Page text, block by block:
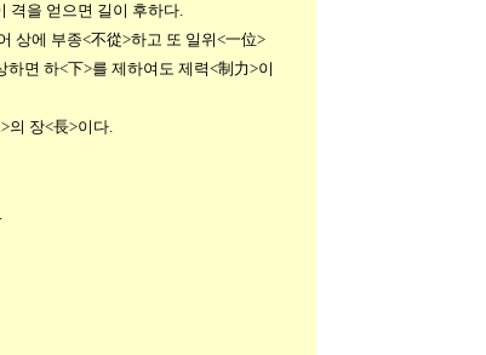
을 얻으면 길이 후하다.
상에 부종<不從>하고 또 일위<一位>
면 하<下>를 제하여도 제력<制力>이
의 장<長>이다.